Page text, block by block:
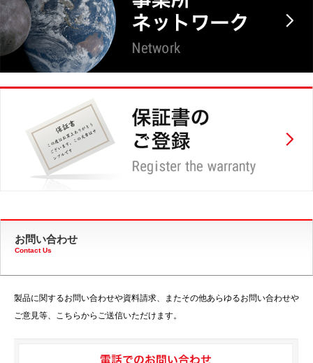
お問い合わせ
Contact Us
製品に関するお問い合わせや資料請求、またその他あらゆるお問い合わせや
ご意見等、こちらからご送信いただけます。